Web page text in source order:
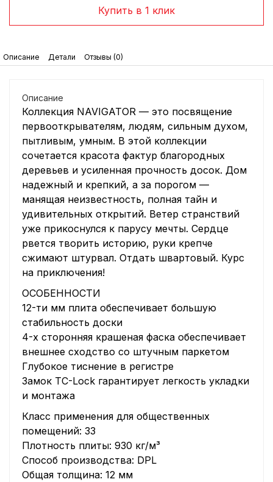
Купить в 1 клик
Описание Детали Отзывы (0)
Описание
Коллекция NAVIGATOR — это посвящение
первооткрывателям, людям, сильным духом,
пытливым, умным. В этой коллекции
сочетается красота фактур благородных
деревьев и усиленная прочность досок. Дом
надежный и крепкий, а за порогом —
манящая неизвестность, полная тайн и
удивительных открытий. Ветер странствий
уже прикоснулся к парусу мечты. Сердце
рвется творить историю, руки крепче
сжимают штурвал. Отдать швартовый. Курс
на приключения!
ОСОБЕННОСТИ
12-ти мм плита обеспечивает большую
стабильность доски
4-х сторонняя крашеная фаска обеспечивает
внешнее сходство со штучным паркетом
Глубокое тиснение в регистре
Замок TC-Lock гарантирует легкость укладки
и монтажа
Класс применения для общественных
помещений: 33
Плотность плиты: 930 кг/м³
Способ производства: DPL
Общая толщина: 12 мм